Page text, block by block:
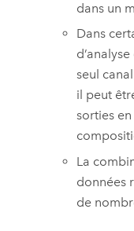
dans un
Dans
seul
il peut
sorties
La
données
de